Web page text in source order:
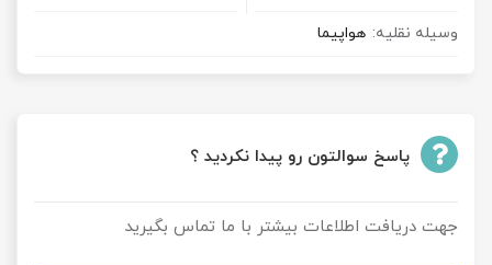
وسیله نقلیه: هواپیما
پاسخ سوالتون رو پیدا نکردید ؟
جهت دریافت اطلاعات بیشتر با ما تماس بگیرید